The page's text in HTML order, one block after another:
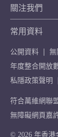
關注我們
常用資料
公開資料
無
年度整合開放
私隱政策聲明
符合萬維網聯
無障礙網頁嘉
© 2026 年香港